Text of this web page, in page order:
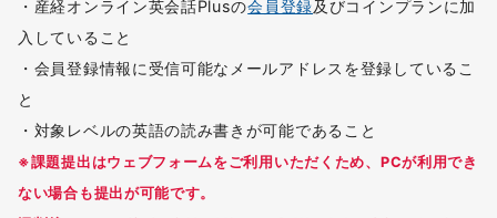
・産経オンライン英会話Plusの会員登録及びコインプランに加
入していること
・会員登録情報に受信可能なメールアドレスを登録しているこ
と
・対象レベルの英語の読み書きが可能であること
※課題提出はウェブフォームをご利用いただくため、PCが利用でき
ない場合も提出が可能です。